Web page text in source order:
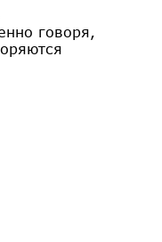
говоря,